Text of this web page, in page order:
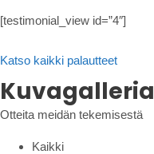
[testimonial_view id=”4″]
Katso kaikki palautteet
Kuvagalleria
Otteita meidän tekemisestä
Kaikki